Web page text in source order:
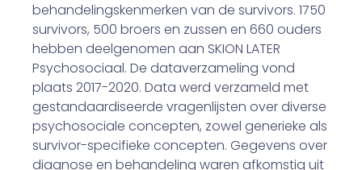
behandelingskenmerken van de survivors. 1750
survivors, 500 broers en zussen en 660 ouders
hebben deelgenomen aan SKION LATER
Psychosociaal. De dataverzameling vond
plaats 2017-2020. Data werd verzameld met
gestandaardiseerde vragenlijsten over diverse
psychosociale concepten, zowel generieke als
survivor-specifieke concepten. Gegevens over
diagnose en behandeling waren afkomstig uit